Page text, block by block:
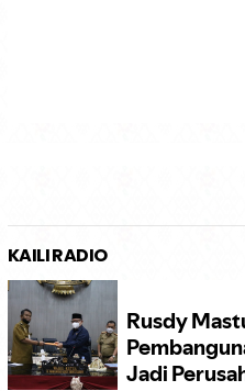
KAILI RADIO